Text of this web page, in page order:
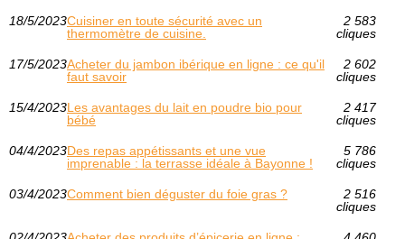
18/5/2023Cuisiner en toute sécurité avec un
thermomètre de cuisine.
2 583
cliques
17/5/2023Acheter du jambon ibérique en ligne : ce qu'il
faut savoir
2 602
cliques
15/4/2023Les avantages du lait en poudre bio pour
bébé
2 417
cliques
04/4/2023Des repas appétissants et une vue
imprenable : la terrasse idéale à Bayonne !
5 786
cliques
03/4/2023Comment bien déguster du foie gras ?
2 516
cliques